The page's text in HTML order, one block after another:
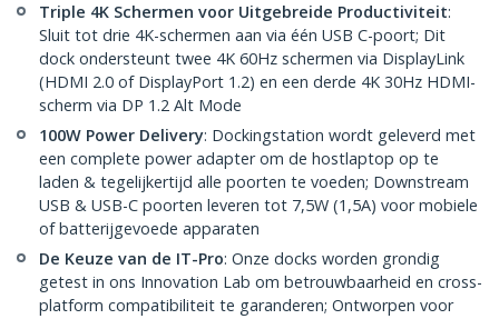
Triple 4K Schermen voor Uitgebreide Productiviteit:
Sluit tot drie 4K-schermen aan via één USB C-poort; Dit
dock ondersteunt twee 4K 60Hz schermen via DisplayLink
(HDMI 2.0 of DisplayPort 1.2) en een derde 4K 30Hz HDMI-
scherm via DP 1.2 Alt Mode
100W Power Delivery: Dockingstation wordt geleverd met
een complete power adapter om de hostlaptop op te
laden & tegelijkertijd alle poorten te voeden; Downstream
USB & USB-C poorten leveren tot 7,5W (1,5A) voor mobiele
of batterijgevoede apparaten
De Keuze van de IT-Pro: Onze docks worden grondig
getest in ons Innovation Lab om betrouwbaarheid en cross-
platform compatibiliteit te garanderen; Ontworpen voor